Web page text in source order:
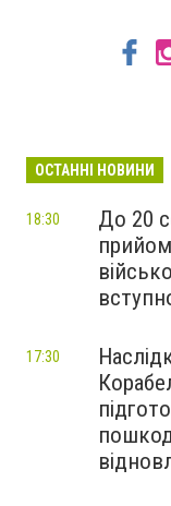
ОСТАННІ НОВИНИ
До 20
18:30
17:30